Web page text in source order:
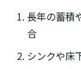
長年の蓄積
合
シンクや床